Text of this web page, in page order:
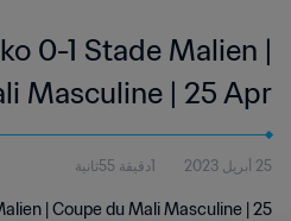
0-1 Stade Malien |
Masculine | 25 Apr
2023
25 أبريل 2023 1دقيقة 55ثانية
| Coupe du Mali Masculine | 25